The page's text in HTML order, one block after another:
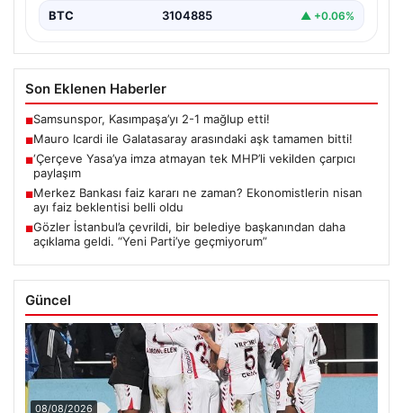
BTC 3104885 ▲ +0.06%
Son Eklenen Haberler
■Samsunspor, Kasımpaşa’yı 2-1 mağlup etti!
■Mauro Icardi ile Galatasaray arasındaki aşk tamamen bitti!
■‘Çerçeve Yasa’ya imza atmayan tek MHP’li vekilden çarpıcı
paylaşım
■Merkez Bankası faiz kararı ne zaman? Ekonomistlerin nisan
ayı faiz beklentisi belli oldu
■Gözler İstanbul’a çevrildi, bir belediye başkanından daha
açıklama geldi. “Yeni Parti’ye geçmiyorum”
Güncel
08/08/2026